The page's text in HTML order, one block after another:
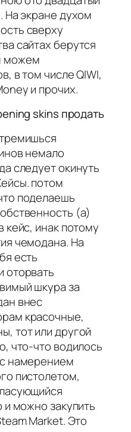
На экране духом
сверху
сайтах берутся
можем
в том числе QIWI,
и прочих.
skins продать
немало
следует окинуть
потом
поделаешь
(а)
кейс, инак потому
чемодана. На
есть
оторвать
шкура за
внес
красочные,
тот или другой
что-что водилось
намерением
пистолетом,
и можно закупить
Market. Это